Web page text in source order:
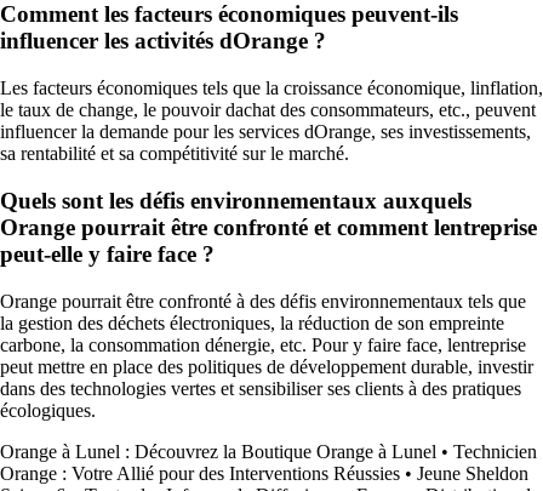
Comment les facteurs économiques peuvent-ils
influencer les activités dOrange ?
Les facteurs économiques tels que la croissance économique, linflation,
le taux de change, le pouvoir dachat des consommateurs, etc., peuvent
influencer la demande pour les services dOrange, ses investissements,
sa rentabilité et sa compétitivité sur le marché.
Quels sont les défis environnementaux auxquels
Orange pourrait être confronté et comment lentreprise
peut-elle y faire face ?
Orange pourrait être confronté à des défis environnementaux tels que
la gestion des déchets électroniques, la réduction de son empreinte
carbone, la consommation dénergie, etc. Pour y faire face, lentreprise
peut mettre en place des politiques de développement durable, investir
dans des technologies vertes et sensibiliser ses clients à des pratiques
écologiques.
Orange à Lunel : Découvrez la Boutique Orange à Lunel • Technicien
Orange : Votre Allié pour des Interventions Réussies • Jeune Sheldon